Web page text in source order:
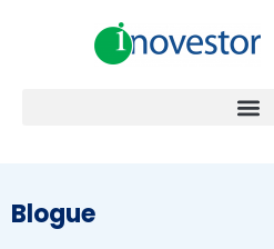
Blogue